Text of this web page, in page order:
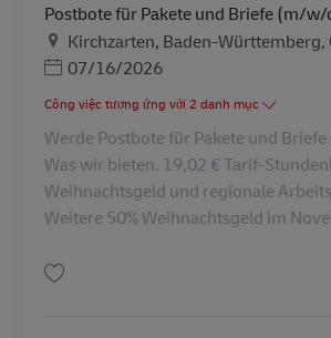
Postbote für Pakete und Briefe (m/w/
Địa điểm
Kirchzarten, Baden-Württemberg,
Posted Date
07/16/2026
Công việc tương ứng với 2 danh mục
Werde Postbote für Pakete und
Was wir bieten. 19,02 € Tarif-
Weihnachtsgeld und regionale
Weitere 50% Weihnachtsgeld im